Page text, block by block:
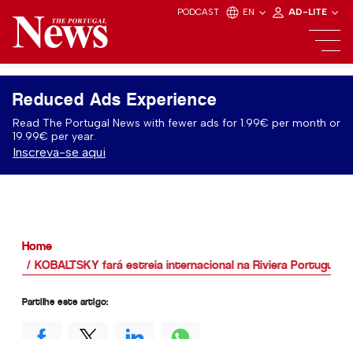
PODCAST EN AD-LITE
Reduced Ads Experience
Read The Portugal News with fewer ads for 1.99€ per month or
19.99€ per year.
Inscreva-se aqui
Home
KOBALTSKY fará estreia internacional na Riviera Portuguesa
Partilhe este artigo: